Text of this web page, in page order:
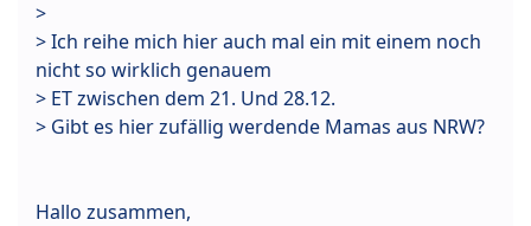
>
> Ich reihe mich hier auch mal ein mit einem noch
nicht so wirklich genauem
> ET zwischen dem 21. Und 28.12.
> Gibt es hier zufällig werdende Mamas aus NRW?
Hallo zusammen,